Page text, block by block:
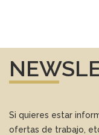
Si quieres estar
ofertas de trabajo,